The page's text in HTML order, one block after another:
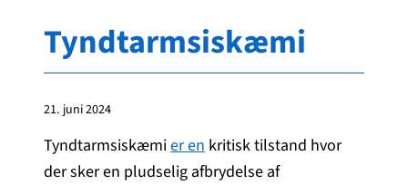
Tyndtarmsiskæmi
21. juni 2024
Tyndtarmsiskæmier en kritisk tilstand hvor
der sker en pludselig afbrydelse af